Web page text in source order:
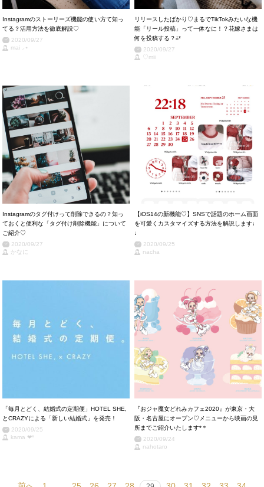
Instagramのストーリーズ機能の使い方て知っ
てる？活用方法を徹底解説♡
2020/09/27
mai ⸝⋆
リリースしたばかり♡まるでTikTokみたいな機
能「リール投稿」って一体なに！？花嫁さまは
何を投稿する？⁂*
2020/09/27
♡mii
Instagramのタグ付けって削除できるの？知っ
ておくと便利な「タグ付け削除機能」について
ご紹介♡
2020/09/27
かなに
【iOS14の新機能♡】SNSで話題のホーム画面
を可愛くカスタマイズする方法を解説します♩
♩
2020/09/25
nacha
「毎月とどく、結婚式の定期便」HOTEL SHE,
とCRAZYによる「新しい結婚式」を発売！
2020/09/25
kama ❤︎*
『おジャ魔女どれみカフェ2020』が東京・大
阪・名古屋にオープン♡メニューから映画の見
所までご紹介いたします*＊
2020/09/24
nahotaro